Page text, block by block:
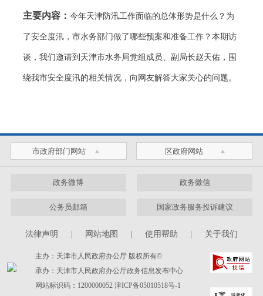
主要内容： 今年天津防汛工作面临的总体形势是什么？为
了安全度汛，市水务部门做了哪些预案和准备工作？本期访
谈，我们邀请到天津市水务局党组成员、副局长赵天佑，围
绕我市安全度汛的相关情况，向网友解答大家关心的问题。
市政府部门网站 区政府网站
政务微博 政务微信
公务员邮箱 国家政务服务投诉建议
法律声明 | 网站地图 | 使用帮助 | 关于我们
主办：天津市人民政府办公厅 版权所有©
承办：天津市人民政府办公厅政务信息发布中心
网站标识码：1200000052 津ICP备05010518号-1